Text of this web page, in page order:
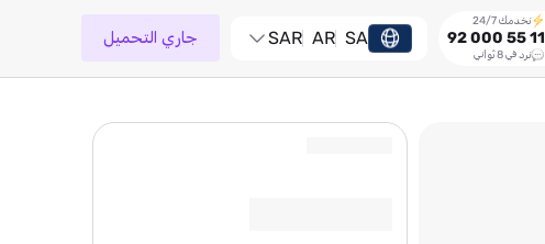
نخدمك 24/7
92 000 55 11
نرد في 8 ثواني
SA
AR
SAR جاري التحميل